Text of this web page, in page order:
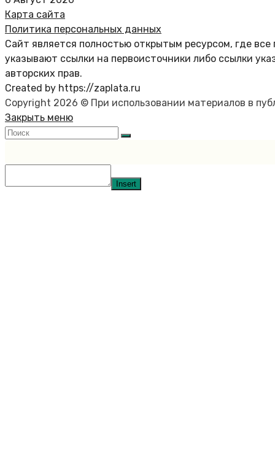
Карта сайта
Политика персональных данных
Сайт является полностью открытым ресурсом, где
указывают ссылки на первоисточники либо ссылки
авторских прав.
Created by https://zaplata.ru
Copyright 2026 © При использовании материалов в
Закрыть меню
Insert